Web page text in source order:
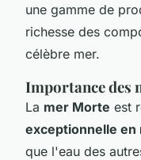
une gamme de
richesse des
célèbre mer.
Importance des
La mer Morte est
exceptionnelle en
que l'eau des